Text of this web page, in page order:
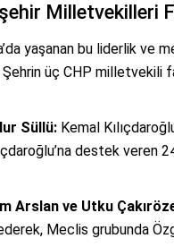
Milletvekilleri
yaşanan bu liderlik ve
üç CHP milletvekili
Süllü: Kemal
destek veren
Arslan ve Utku
Meclis grubunda